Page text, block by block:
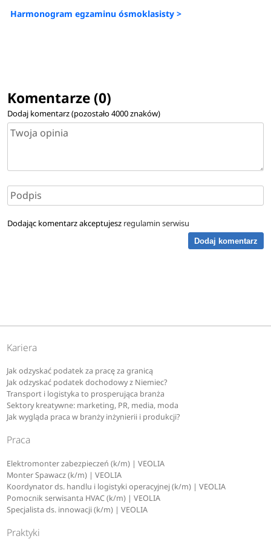
Harmonogram egzaminu ósmoklasisty >
Komentarze (0)
Dodaj komentarz (pozostało4000znaków)
Dodając komentarz akceptujesz regulamin serwisu
Dodaj komentarz
Kariera
Jak odzyskać podatek za pracę za granicą
Jak odzyskać podatek dochodowy z Niemiec?
Transport i logistyka to prosperująca branża
Sektory kreatywne: marketing, PR, media, moda
Jak wygląda praca w branży inżynierii i produkcji?
Praca
Elektromonter zabezpieczeń (k/m) | VEOLIA
Monter Spawacz (k/m) | VEOLIA
Koordynator ds. handlu i logistyki operacyjnej (k/m) | VEOLIA
Pomocnik serwisanta HVAC (k/m) | VEOLIA
Specjalista ds. innowacji (k/m) | VEOLIA
Praktyki